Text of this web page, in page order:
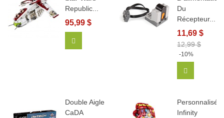
Republic...
95,99 $
Du
Récepteur...
11,69 $
12,99 $
-10%
Double Aigle
CaDA
Personnalisé
Infinity